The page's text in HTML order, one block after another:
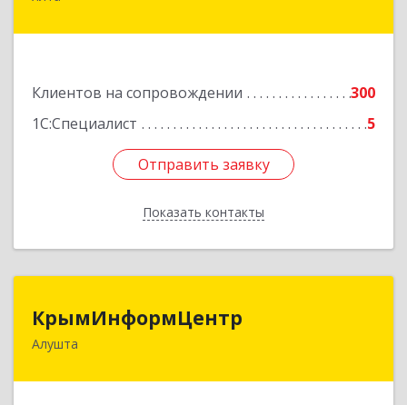
Клиентов на сопровождении
300
1С:Специалист
5
Отправить заявку
Показать контакты
Отправить заявку
Назад
КрымИнформЦентр
Алушта
298500, Крым Респ, Алушта г, Горького ул, дом